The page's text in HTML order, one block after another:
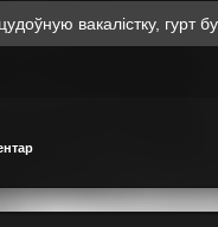
вакалістку, гурт